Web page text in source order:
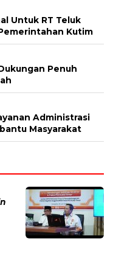
Untuk RT Teluk
Kutim
Penuh
Administrasi
Masyarakat